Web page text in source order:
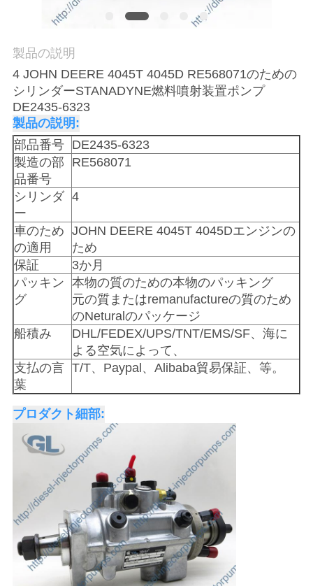
管
理
引
金
を
求
め
て
く
だ
さ
い
プ
ラ
製品の説明
4 JOHN DEERE 4045T 4045D RE568071のための
シリンダーSTANADYNE燃料噴射装置ポンプ
DE2435-6323
製品の説明:
部品番号
DE2435-6323
製造の部
品番号
RE568071
シリンダ
ー
4
車のため
の適用
JOHN DEERE 4045T 4045Dエンジンの
ため
保証
3か月
パッキン
グ
本物の質のための本物のパッキング
元の質またはremanufactureの質のため
のNeturalのパッケージ
船積み
DHL/FEDEX/UPS/TNT/EMS/SF、海に
よる空気によって、
支払の言
葉
T/T、Paypal、Alibaba貿易保証、等。
プロダクト細部: